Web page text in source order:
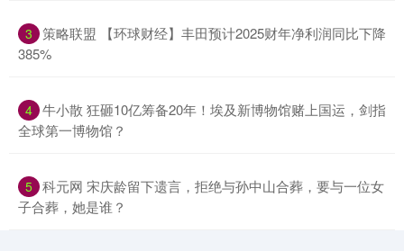
3 ​策略联盟 【环球财经】丰田预计2025财年净利润同比下降
385%
4 ​牛小散 狂砸10亿筹备20年！埃及新博物馆赌上国运，剑指
全球第一博物馆？
5 ​科元网 宋庆龄留下遗言，拒绝与孙中山合葬，要与一位女
子合葬，她是谁？